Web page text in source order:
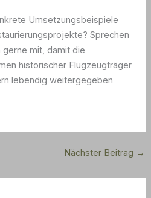
Umsetzungsbeispiele
Sprechen
mit, damit die
historischer Flugzeugträger
lebendig weitergegeben
Nächster Beitrag →